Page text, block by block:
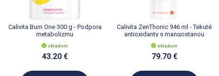
Calivita Burn One 300 g - Podpora
metabolizmu
skladom
43.20 €
Calivita ZenThonic 946 ml - Tekuté
antioxidanty s mangostanou
skladom
79.70 €